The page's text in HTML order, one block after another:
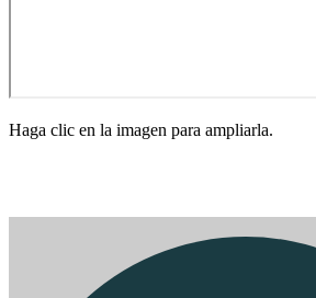
Haga clic en la imagen para ampliarla.